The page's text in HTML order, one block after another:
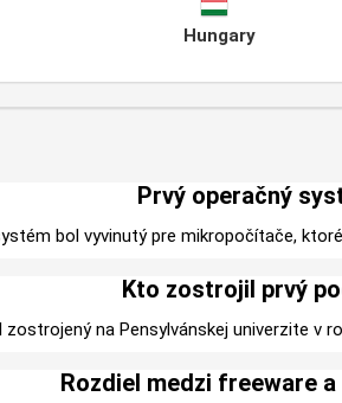
Hungary
Prvý operačný
bol vyvinutý pre mikropočítače,
Kto zostrojil prvý
na Pensylvánskej univerzite v
Rozdiel medzi freeware